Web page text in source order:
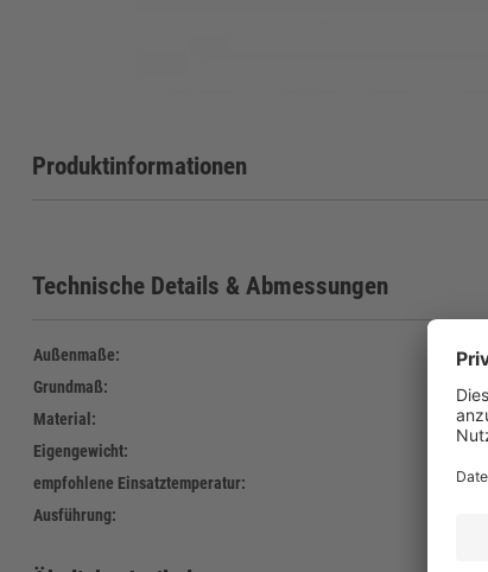
Produktinformationen
Technische Details & Abmessungen
Außenmaße:
Grundmaß:
Material:
Eigengewicht:
empfohlene Einsatztemperatur:
Ausführung: